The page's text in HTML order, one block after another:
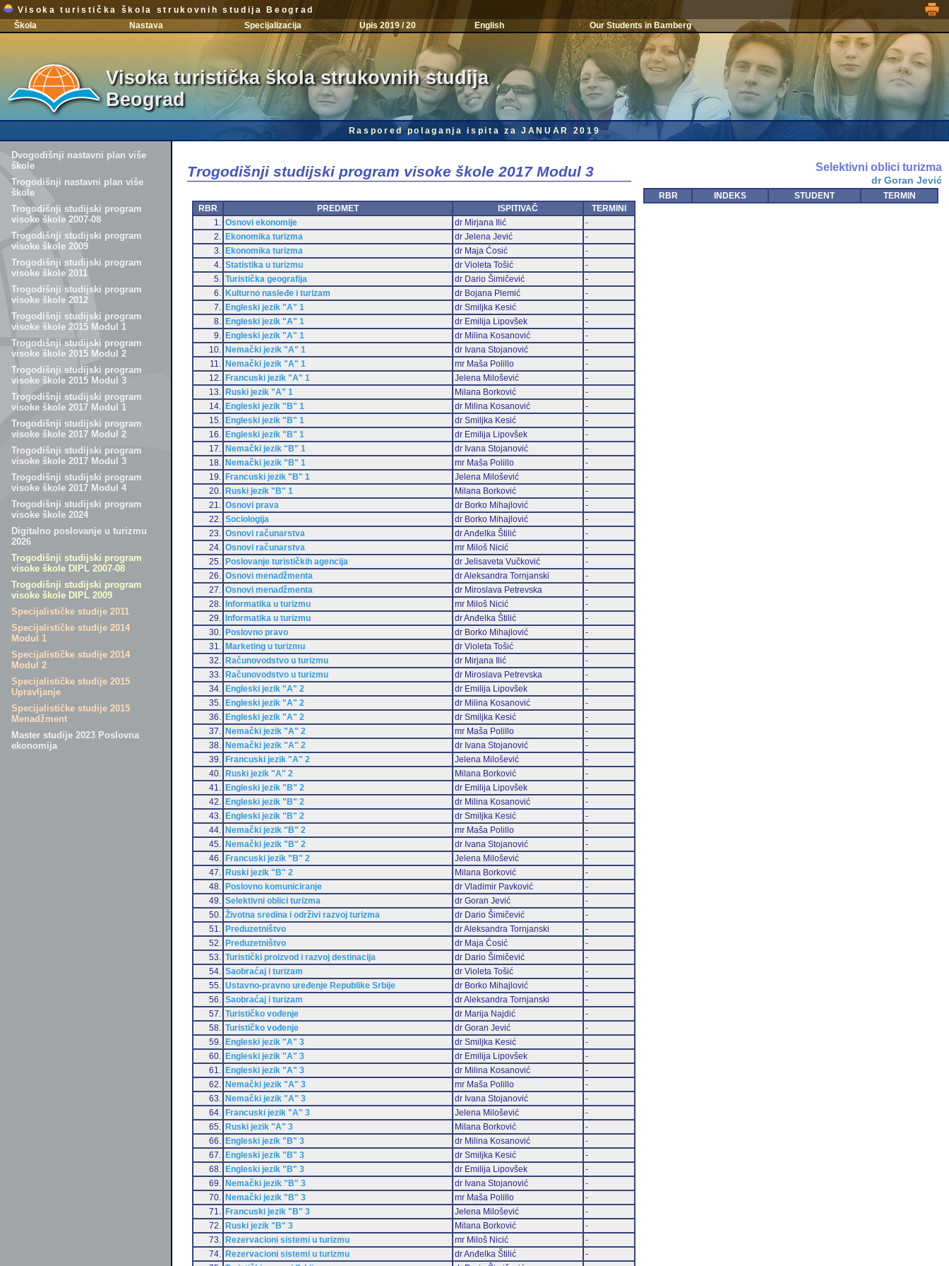
Visoka turistička škola strukovnih studija Beograd
Škola
Nastava Specijalizacija Upis 2019 / 20 English Our Students in Bamberg
Visoka turistička škola strukovnih studija
Beograd
Raspored polaganja ispita za JANUAR 2019
Dvogodišnji nastavni plan više
škole
Trogodišnji nastavni plan više
škole
Trogodišnji studijski program
visoke škole 2007-08
Trogodišnji studijski program
visoke škole 2009
Trogodišnji studijski program
visoke škole 2011
Trogodišnji studijski program
visoke škole 2012
Trogodišnji studijski program
visoke škole 2015 Modul 1
Trogodišnji studijski program
visoke škole 2015 Modul 2
Trogodišnji studijski program
visoke škole 2015 Modul 3
Trogodišnji studijski program
visoke škole 2017 Modul 1
Trogodišnji studijski program
visoke škole 2017 Modul 2
Trogodišnji studijski program
visoke škole 2017 Modul 3
Trogodišnji studijski program
visoke škole 2017 Modul 4
Trogodišnji studijski program
visoke škole 2024
Digitalno poslovanje u turizmu
2026
Trogodišnji studijski program
visoke škole DIPL 2007-08
Trogodišnji studijski program
visoke škole DIPL 2009
Specijalističke studije 2011
Specijalističke studije 2014
Modul 1
Specijalističke studije 2014
Modul 2
Specijalističke studije 2015
Upravljanje
Specijalističke studije 2015
Menadžment
Master studije 2023 Poslovna
ekonomija
Trogodišnji studijski program visoke škole 2017 Modul 3
RBR PREDMET ISPITIVAČ
TERMINI
1.
Osnovi ekonomije dr Mirjana Ilić
-
2.
Ekonomika turizma dr Jelena Jević
-
3.
Ekonomika turizma dr Maja Ćosić
-
4.
Statistika u turizmu dr Violeta Tošić
-
5.
Turistička geografija dr Dario Šimičević
-
6.
Kulturno nasleđe i turizam dr Bojana Plemić
-
7.
Engleski jezik "A" 1 dr Smiljka Kesić
-
8.
Engleski jezik "A" 1 dr Emilija Lipovšek
-
9.
Engleski jezik "A" 1 dr Milina Kosanović
-
10.
Nemački jezik "A" 1 dr Ivana Stojanović
-
11.
Nemački jezik "A" 1 mr Maša Polillo
-
12.
Francuski jezik "A" 1 Jelena Milošević
-
13.
Ruski jezik "A" 1 Milana Borković
-
14.
Engleski jezik "B" 1 dr Milina Kosanović
-
15.
Engleski jezik "B" 1 dr Smiljka Kesić
-
16.
Engleski jezik "B" 1 dr Emilija Lipovšek
-
17.
Nemački jezik "B" 1 dr Ivana Stojanović
-
18.
Nemački jezik "B" 1 mr Maša Polillo
-
19.
Francuski jezik "B" 1 Jelena Milošević
-
20.
Ruski jezik "B" 1 Milana Borković
-
21.
Osnovi prava dr Borko Mihajlović
-
22.
Sociologija dr Borko Mihajlović
-
23.
Osnovi računarstva dr Anđelka Štilić
-
24.
Osnovi računarstva mr Miloš Nicić
-
25.
Poslovanje turističkih agencija dr Jelisaveta Vučković
-
26.
Osnovi menadžmenta dr Aleksandra Tornjanski
-
27.
Osnovi menadžmenta dr Miroslava Petrevska
-
28.
Informatika u turizmu mr Miloš Nicić
-
29.
Informatika u turizmu dr Anđelka Štilić
-
30.
Poslovno pravo dr Borko Mihajlović
-
31.
Marketing u turizmu dr Violeta Tošić
-
32.
Računovodstvo u turizmu dr Mirjana Ilić
-
33.
Računovodstvo u turizmu dr Miroslava Petrevska
-
34.
Engleski jezik "A" 2 dr Emilija Lipovšek
-
35.
Engleski jezik "A" 2 dr Milina Kosanović
-
36.
Engleski jezik "A" 2 dr Smiljka Kesić
-
37.
Nemački jezik "A" 2 mr Maša Polillo
-
38.
Nemački jezik "A" 2 dr Ivana Stojanović
-
39.
Francuski jezik "A" 2 Jelena Milošević
-
40.
Ruski jezik "A" 2 Milana Borković
-
41.
Engleski jezik "B" 2 dr Emilija Lipovšek
-
42.
Engleski jezik "B" 2 dr Milina Kosanović
-
43.
Engleski jezik "B" 2 dr Smiljka Kesić
-
44.
Nemački jezik "B" 2 mr Maša Polillo
-
45.
Nemački jezik "B" 2 dr Ivana Stojanović
-
46.
Francuski jezik "B" 2 Jelena Milošević
-
47.
Ruski jezik "B" 2 Milana Borković
-
48.
Poslovno komuniciranje dr Vladimir Pavković
-
49.
Selektivni oblici turizma dr Goran Jević
-
50.
Životna sredina i održivi razvoj turizma dr Dario Šimičević
-
51.
Preduzetništvo dr Aleksandra Tornjanski
-
52.
Preduzetništvo dr Maja Ćosić
-
53.
Turistički proizvod i razvoj destinacija dr Dario Šimičević
-
54.
Saobraćaj i turizam dr Violeta Tošić
-
55.
Ustavno-pravno uređenje Republike Srbije dr Borko Mihajlović
-
56.
Saobraćaj i turizam dr Aleksandra Tornjanski
-
57.
Turističko vođenje dr Marija Najdić
-
58.
Turističko vođenje dr Goran Jević
-
59.
Engleski jezik "A" 3 dr Smiljka Kesić
-
60.
Engleski jezik "A" 3 dr Emilija Lipovšek
-
61.
Engleski jezik "A" 3 dr Milina Kosanović
-
62.
Nemački jezik "A" 3 mr Maša Polillo
-
63.
Nemački jezik "A" 3 dr Ivana Stojanović
-
64.
Francuski jezik "A" 3 Jelena Milošević
-
65.
Ruski jezik "A" 3 Milana Borković
-
66.
Engleski jezik "B" 3 dr Milina Kosanović
-
67.
Engleski jezik "B" 3 dr Smiljka Kesić
-
68.
Engleski jezik "B" 3 dr Emilija Lipovšek
-
69.
Nemački jezik "B" 3 dr Ivana Stojanović
-
70.
Nemački jezik "B" 3 mr Maša Polillo
-
71.
Francuski jezik "B" 3 Jelena Milošević
-
72.
Ruski jezik "B" 3 Milana Borković
-
73.
Rezervacioni sistemi u turizmu mr Miloš Nicić
-
74.
Rezervacioni sistemi u turizmu dr Anđelka Štilić
-
Selektivni oblici turizma
dr Goran Jević
RBR INDEKS STUDENT TERMIN